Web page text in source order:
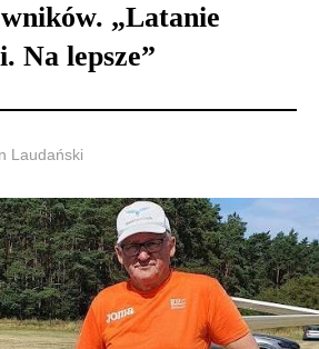
„Latanie
Na lepsze”
Laudański